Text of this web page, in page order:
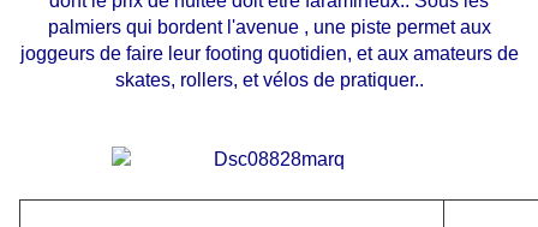
palmiers qui bordent l'avenue , une piste permet aux
joggeurs de faire leur footing quotidien, et aux amateurs de
skates, rollers, et vélos de pratiquer..